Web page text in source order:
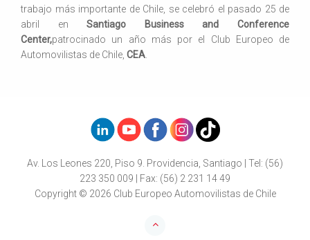
trabajo más importante de Chile, se celebró el pasado 25 de
abril enSantiago Business and Conference
Center,patrocinado un año más por el Club Europeo de
Automovilistas de Chile, CEA
Av. Los Leones 220, Piso 9. Providencia, Santiago | Tel: (56)
223 350 009 | Fax: (56) 2 231 14 49
Copyright © 2026 Club Europeo Automovilistas de Chile